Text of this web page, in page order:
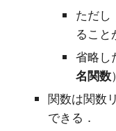
ただし
ること
省略し
名関数
関数は関数
できる．